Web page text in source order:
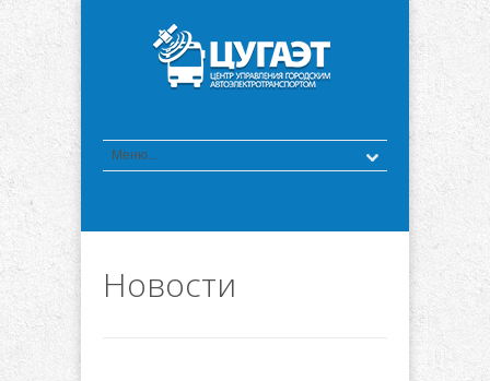
Новости